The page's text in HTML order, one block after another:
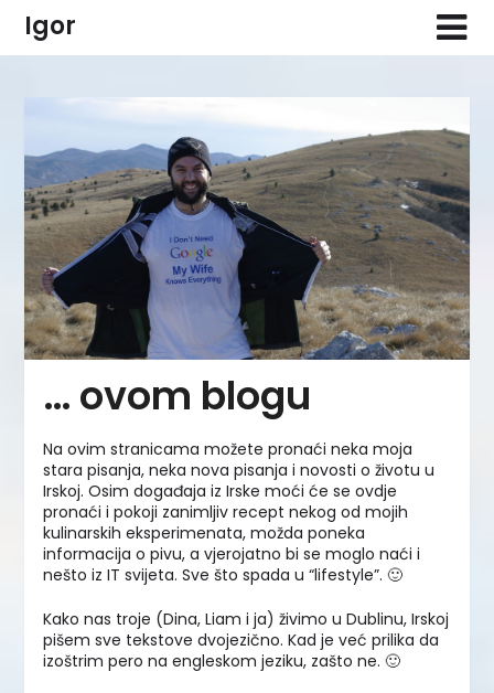
SkipIgor
… ovom blogu
Na ovim stranicama možete pronaći neka moja
stara pisanja, neka nova pisanja i novosti o životu u
Irskoj. Osim događaja iz Irske moći će se ovdje
pronaći i pokoji zanimljiv recept nekog od mojih
kulinarskih eksperimenata, možda poneka
informacija o pivu, a vjerojatno bi se moglo naći i
nešto iz IT svijeta. Sve što spada u “lifestyle”. 🙂
Kako nas troje (Dina, Liam i ja) živimo u Dublinu, Irskoj
pišem sve tekstove dvojezično. Kad je već prilika da
izoštrim pero na engleskom jeziku, zašto ne. 🙂